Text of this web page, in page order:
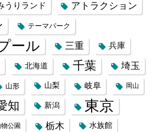
うりランド アトラクション
テーマパーク
ール 三重 兵庫
北海道 千葉 埼玉
山形 山梨 岐阜 岡山
知 新潟 東京
公園 栃木 水族館